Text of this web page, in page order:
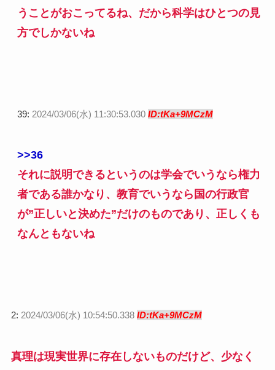
うことがおこってるね、だから科学はひとつの見
方でしかないね
39: 2024/03/06(水) 11:30:53.030 ID:tKa+9MCzM
>>36
それに説明できるというのは学会でいうなら権力
者である誰かなり、教育でいうなら国の行政官
が”正しいと決めた”だけのものであり、正しくも
なんともないね
2: 2024/03/06(水) 10:54:50.338 ID:tKa+9MCzM
真理は現実世界に存在しないものだけど、少なく